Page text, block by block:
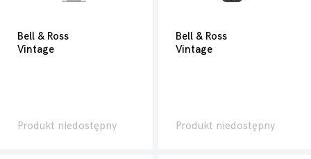
Bell & Ross
Vintage
Produkt niedostępny
Bell & Ross
Vintage
Produkt niedostępny